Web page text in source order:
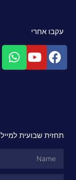
עקבו אחרי
תחזית שבועית למייל